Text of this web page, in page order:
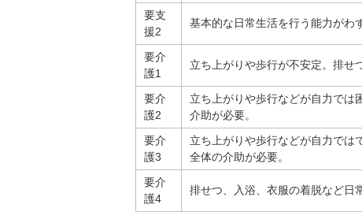
要支
援2
基本的な日常生活を行う能力がわ
要介
護1
立ち上がりや歩行が不安定。排せ
要介
護2
立ち上がりや歩行などが自力では
介助が必要。
要介
護3
立ち上がりや歩行などが自力では
全体の介助が必要。
要介
護4
排せつ、入浴、衣服の着脱など日